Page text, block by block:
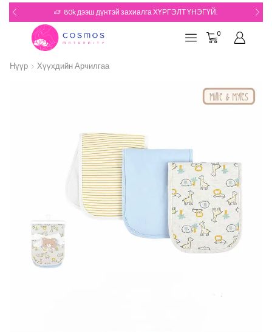
80k дээш дүнтэй захиалга ХҮРГЭЛТ ҮНЭГҮЙ.
0
Нүүр Хүүхдийн Арчилгаа